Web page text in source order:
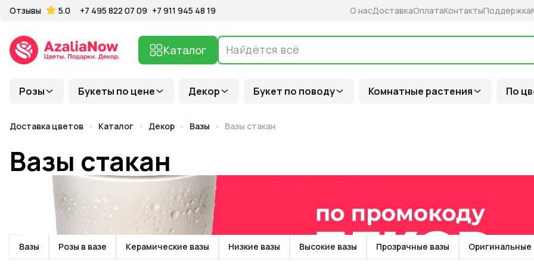
Розы Букеты по цене Декор Букет по поводу Комнатные растения По
Каталог
Отзывы 5.0 +7 495 822 07 09 +7 911 945 48 19 О насДоставкаОплатаКонтактыПоддержка
Доставка цветов Каталог Декор Вазы Вазы стакан
Вазы стакан
Вазы Розы в вазе Керамические вазы Низкие вазы Высокие вазы Прозрачные вазы Оригинальные